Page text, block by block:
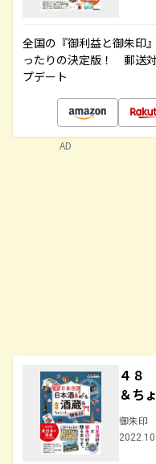
全国の『御利益と御朱印
ったりの決定版！ 郵送
プデート
４８
＆ち
御朱印
AD